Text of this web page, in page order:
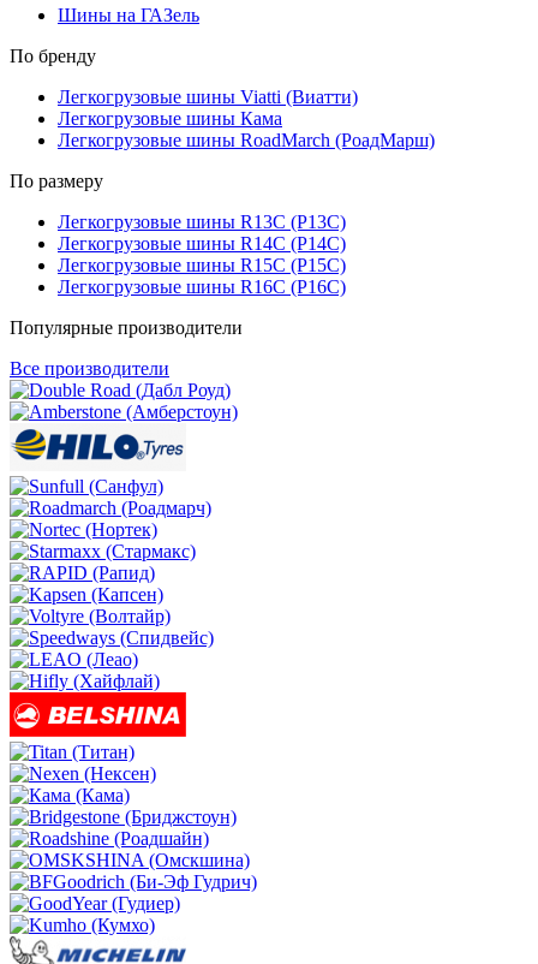
Шины на ГАЗель
По бренду
Легкогрузовые шины Viatti (Виатти)
Легкогрузовые шины Кама
Легкогрузовые шины RoadMarch (РоадМарш)
По размеру
Легкогрузовые шины R13C (Р13С)
Легкогрузовые шины R14C (Р14С)
Легкогрузовые шины R15C (Р15С)
Легкогрузовые шины R16C (Р16С)
Популярные производители
Все производители